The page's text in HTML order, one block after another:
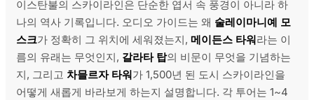
이스탄불의 스카이라인은 단순한 엽서 속 풍경이 아니라 하
나의 역사 기록입니다. 오디오 가이드는 왜 술레이마니예 모
스크가 정확히 그 위치에 세워졌는지, 메이든스 타워라는 이
름의 유래는 무엇인지, 갈라타 탑의 비문이 무엇을 기념하는
지, 그리고 차믈르자 타워가 1,500년 된 도시 스카이라인을
어떻게 새롭게 바라보게 하는지 설명합니다. 각 투어는 1~4